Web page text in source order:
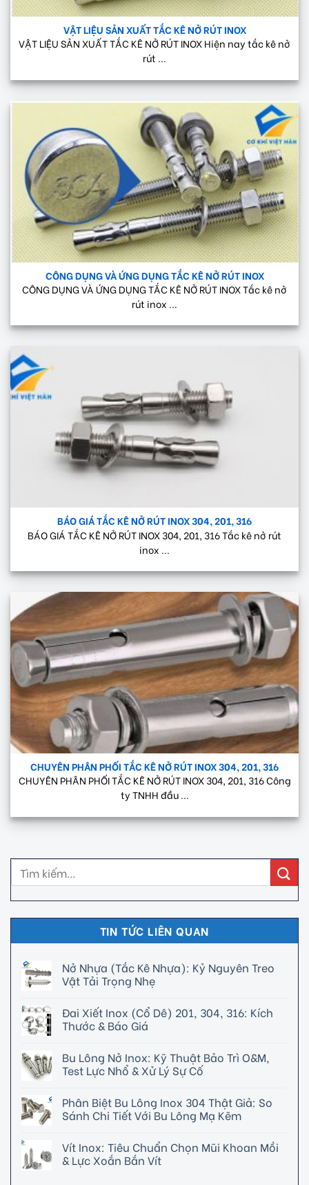
VẬT LIỆU SẢN XUẤT TẮC KÊ NỞ RÚT INOX
VẬT LIỆU SẢN XUẤT TẮC KÊ NỞ RÚT INOX Hiện nay tắc kê nở
rút ...
CÔNG DỤNG VÀ ỨNG DỤNG TẮC KÊ NỞ RÚT INOX
CÔNG DỤNG VÀ ỨNG DỤNG TẮC KÊ NỞ RÚT INOX Tắc kê nở
rút inox ...
BÁO GIÁ TẮC KÊ NỞ RÚT INOX 304, 201, 316
BÁO GIÁ TẮC KÊ NỞ RÚT INOX 304, 201, 316 Tắc kê nở rút
inox ...
CHUYÊN PHÂN PHỐI TẮC KÊ NỞ RÚT INOX 304, 201, 316
CHUYÊN PHÂN PHỐI TẮC KÊ NỞ RÚT INOX 304, 201, 316 Công
ty TNHH đầu ...
TIN TỨC LIÊN QUAN
Nở Nhựa (Tắc Kê Nhựa): Kỷ Nguyên Treo
Vật Tải Trọng Nhẹ
Đai Xiết Inox (Cổ Dê) 201, 304, 316: Kích
Thước & Báo Giá
Bu Lông Nở Inox: Kỹ Thuật Bảo Trì O&M,
Test Lực Nhổ & Xử Lý Sự Cố
Phân Biệt Bu Lông Inox 304 Thật Giả: So
Sánh Chi Tiết Với Bu Lông Mạ Kẽm
Vít Inox: Tiêu Chuẩn Chọn Mũi Khoan Mồi
& Lực Xoắn Bắn Vít